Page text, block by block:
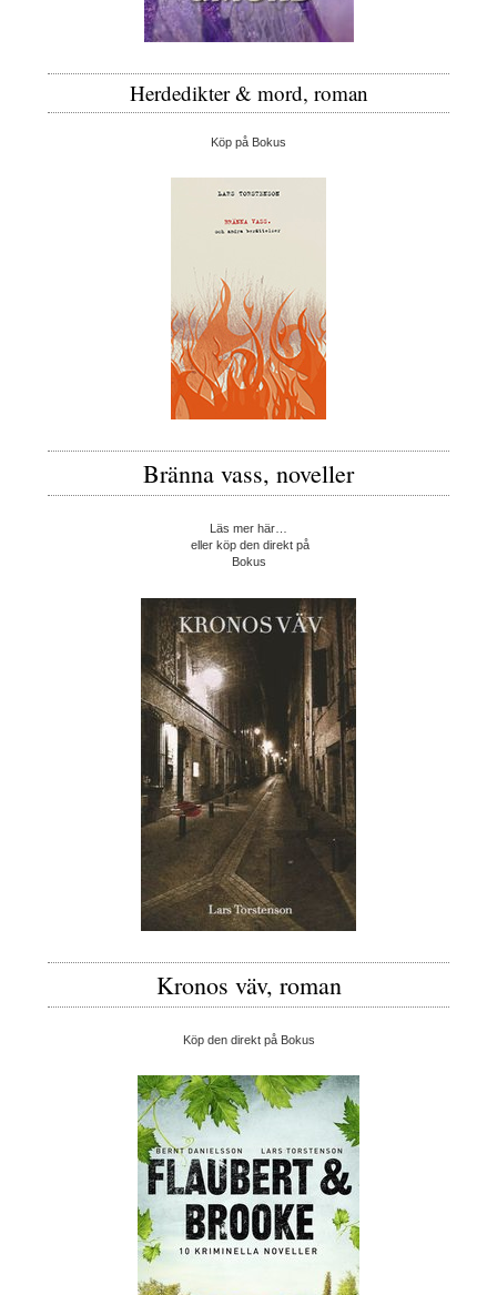
Herdedikter & mord, roman
Köp på Bokus
Bränna vass, noveller
Läs mer här…
eller köp den direkt på
Bokus
Kronos väv, roman
Köp den direkt på Bokus